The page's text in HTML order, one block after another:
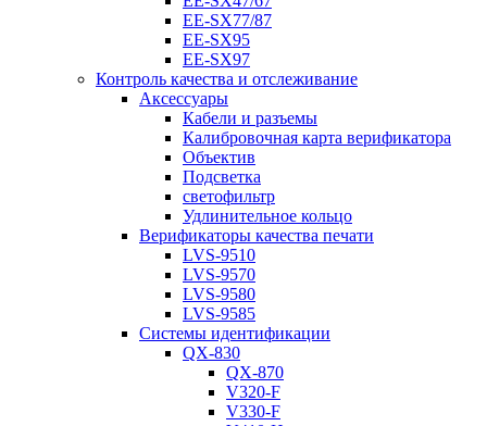
EE-SX77/87
EE-SX95
EE-SX97
Контроль качества и отслеживание
Аксессуары
Кабели и разъемы
Калибровочная карта верификатора
Объектив
Подсветка
светофильтр
Удлинительное кольцо
Верификаторы качества печати
LVS-9510
LVS-9570
LVS-9580
LVS-9585
Системы идентификации
QX-830
QX-870
V320-F
V330-F